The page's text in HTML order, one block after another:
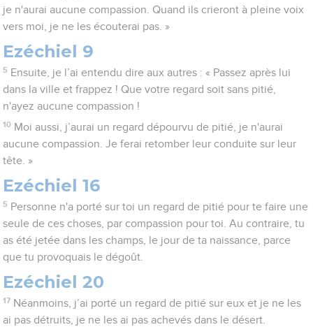
je n'aurai aucune compassion. Quand ils crieront à pleine voix
vers moi, je ne les écouterai pas. »
Ezéchiel 9
5 Ensuite, je l’ai entendu dire aux autres : « Passez après lui
dans la ville et frappez ! Que votre regard soit sans pitié,
n'ayez aucune compassion !
10 Moi aussi, j’aurai un regard dépourvu de pitié, je n'aurai
aucune compassion. Je ferai retomber leur conduite sur leur
tête. »
Ezéchiel 16
5 Personne n'a porté sur toi un regard de pitié pour te faire une
seule de ces choses, par compassion pour toi. Au contraire, tu
as été jetée dans les champs, le jour de ta naissance, parce
que tu provoquais le dégoût.
Ezéchiel 20
17 Néanmoins, j’ai porté un regard de pitié sur eux et je ne les
ai pas détruits, je ne les ai pas achevés dans le désert.